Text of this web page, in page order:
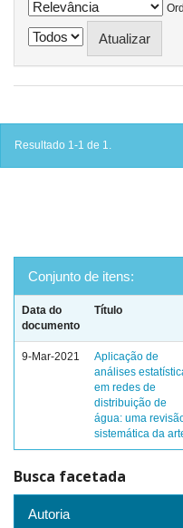
Resultado 1-1 de 1.
Conjunto de itens:
Data do
documento
Título
9-Mar-2021
Aplicação de
análises
em redes de
distribuição de
água: uma
sistemática da
Busca facetada
Autoria